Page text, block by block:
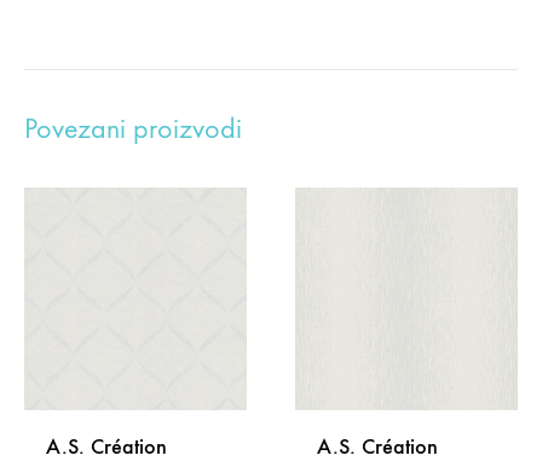
Povezani proizvodi
A.S. Création
A.S. Création